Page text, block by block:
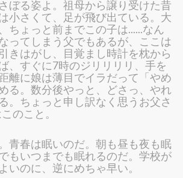
ぼる姿よ。祖母から譲り受けた昔
小さくて、足が飛び出ている。大
ちょっと前までこの子は......なん
ってしまう父でもあるが、ここは
きはがし、目覚まし時計を枕から
、すぐに7時のジリリリリ、手を
離に娘は薄目でイラだって「やめ
る。数分後やっと、どさっ、やれ
。ちょっと申し訳なく思うお父さ
のこと。
青春は眠いのだ。朝も昼も夜も眠
もいつまでも眠れるのだ。学校が
いのに、逆にめちゃ早い。